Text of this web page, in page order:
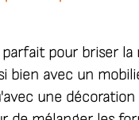
pour briser la
bien avec un
une décoration